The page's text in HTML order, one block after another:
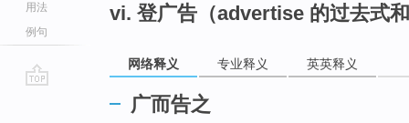
用法
例句
vi. 登广告（advertise 的过去式
网络释义 专业释义 英英释义
广而告之